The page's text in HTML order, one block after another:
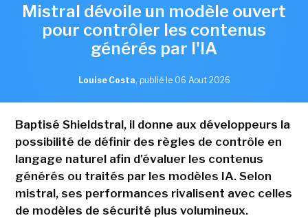
Mistral dévoile un modèle ouvert
pour contrôler les contenus
générés par l'IA
Louise Costa, publié le 06 Aout 2026
Baptisé Shieldstral, il donne aux développeurs la
possibilité de définir des règles de contrôle en
langage naturel afin d'évaluer les contenus
générés ou traités par les modèles IA. Selon
mistral, ses performances rivalisent avec celles
de modèles de sécurité plus volumineux.